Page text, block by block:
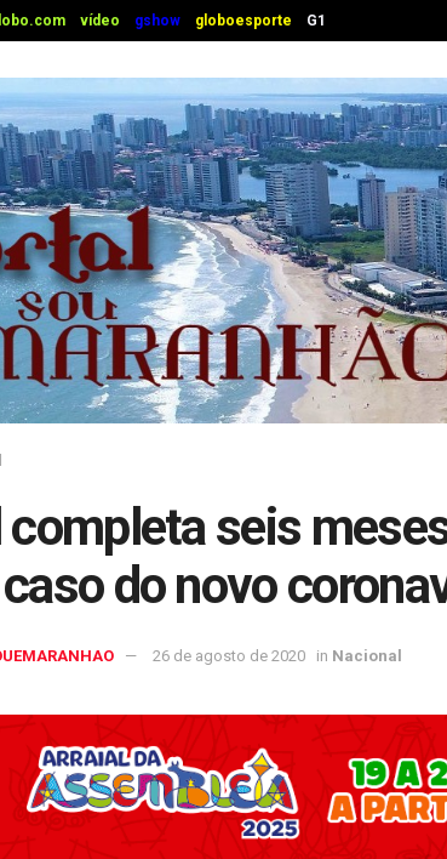
vídeo gshow globoesporte G1
completa seis
do novo
26 de agosto de 2020 in Nacional